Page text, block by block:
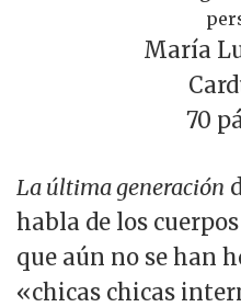
María
70
La última generación
habla de los
que aún no se han
«chicas chicas